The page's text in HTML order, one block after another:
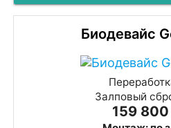
Биодевайс
Залповый
159